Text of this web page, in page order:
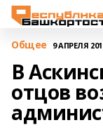
Общее 9 АПРЕЛЯ
В
отцов